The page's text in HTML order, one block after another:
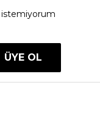
ÜYE OL